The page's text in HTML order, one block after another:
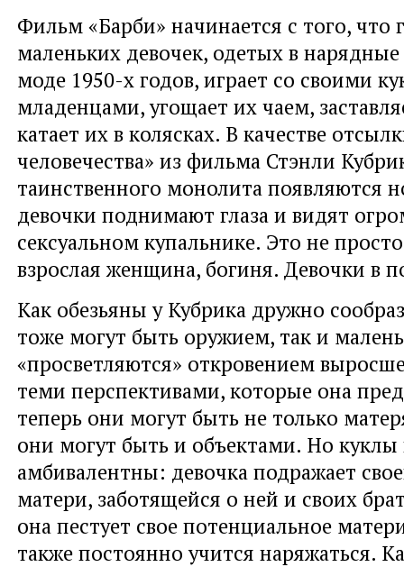
Фильм «Барби» начинается с того, что
маленьких девочек, одетых в
моде 1950-х годов, играет со своими
младенцами, угощает их чаем,
катает их в колясках. В качестве
человечества» из фильма Стэнли
таинственного монолита появляются
девочки поднимают глаза и видят
сексуальном купальнике. Это не
взрослая женщина, богиня. Девочки в
Как обезьяны у Кубрика дружно
тоже могут быть оружием, так и
«просветляются» откровением
теми перспективами, которые она
теперь они могут быть не только
они могут быть и объектами. Но куклы
амбивалентны: девочка подражает
матери, заботящейся о ней и своих
она пестует свое потенциальное
также постоянно учится наряжаться.